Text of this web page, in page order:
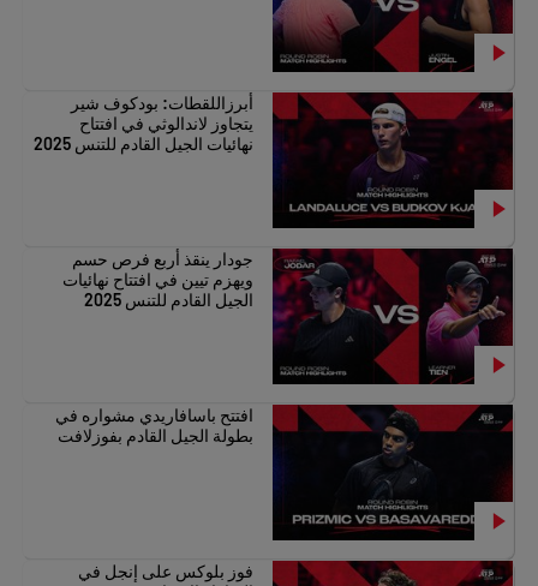
أبرزاللقطات: بودكوف شير
يتجاوز لاندالوثي في افتتاح
نهائيات الجيل القادم للتنس 2025
جودار ينقذ أربع فرص حسم
ويهزم تيين في افتتاح نهائيات
الجيل القادم للتنس 2025
افتتح باسافاريدي مشواره في
بطولة الجيل القادم بفوزلافت
فوز بلوكس على إنجل في